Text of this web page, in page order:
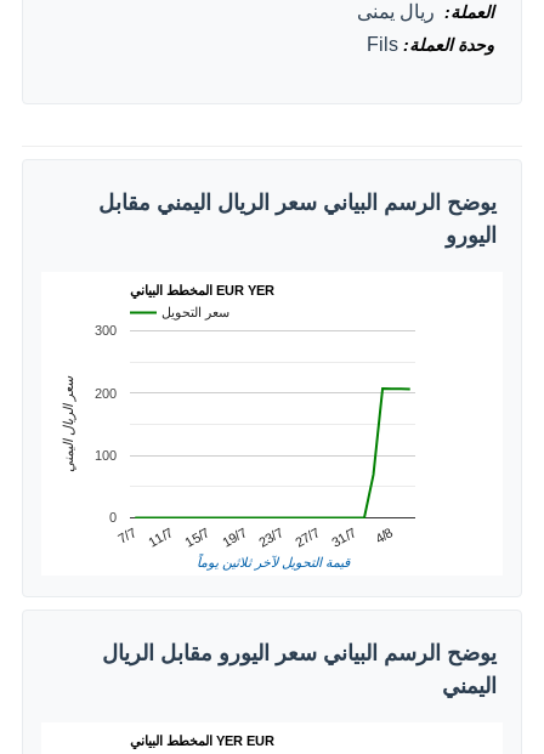
العملة ‏ ريال يمنى
وحدة العملة Fils
يوضح الرسم البياني سعر الريال اليمني مقابل
اليورو
المخطط البياني EUR YER
سعر التحويل
7/7 11/7 15/7 19/7 23/7 27/7 31/7 4/8
0
100
200
300
قيمة التحويل لآخر ثلاثين يوماً
سعر الريال اليمني
يوضح الرسم البياني سعر اليورو مقابل الريال
اليمني
المخطط البياني YER EUR